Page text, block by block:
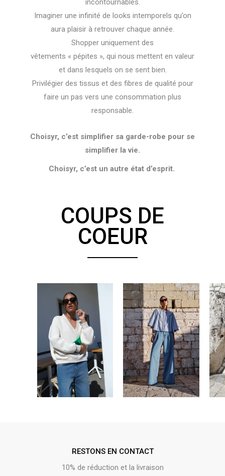
incontournables.
Imaginer une infinité de looks intemporels qu’on
aura plaisir à retrouver chaque année.
Shopper uniquement des
vêtements « pépites », qui nous mettent en valeur
et dans lesquels on se sent bien.
Privilégier des tissus et des fibres de qualité pour
faire un pas vers une consommation plus
responsable.
Choisyr, c’est simplifier sa garde-robe pour se
simplifier la vie.
Choisyr, c’est un autre état d’esprit.
COUPS DE
COEUR
RESTONS EN CONTACT
10% de réduction et la livraison